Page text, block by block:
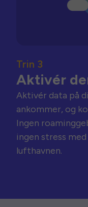
Trin 3
Aktivér
Aktivér data på
ankommer, og
Ingen
ingen stress
lufthavnen.